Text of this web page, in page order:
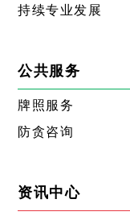
持续专业发展
公共服务
牌照服务
防贪咨询
资讯中心